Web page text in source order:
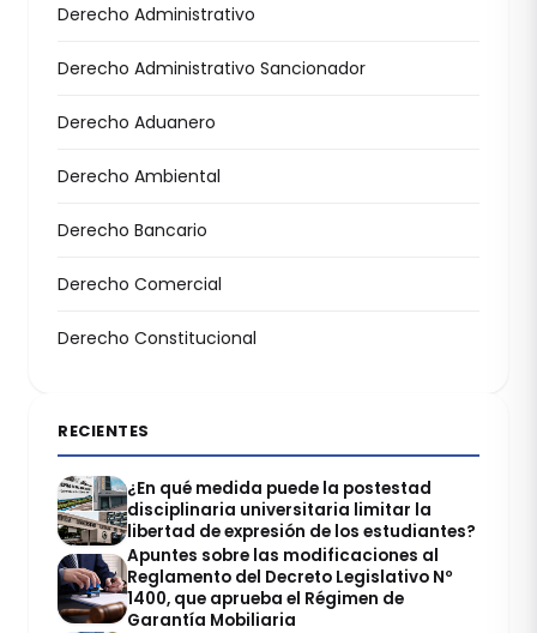
Derecho Administrativo
Derecho Administrativo Sancionador
Derecho Aduanero
Derecho Ambiental
Derecho Bancario
Derecho Comercial
Derecho Constitucional
RECIENTES
¿En qué medida puede la postestad
disciplinaria universitaria limitar la
libertad de expresión de los estudiantes?
Apuntes sobre las modificaciones al
Reglamento del Decreto Legislativo Nº
1400, que aprueba el Régimen de
Garantía Mobiliaria